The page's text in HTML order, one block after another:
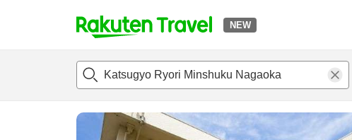
NEW
t
p
a
แนะนำที่พักห้องพักและแพลนพักรีวิวสิ่่งอำนวยความสะดวก